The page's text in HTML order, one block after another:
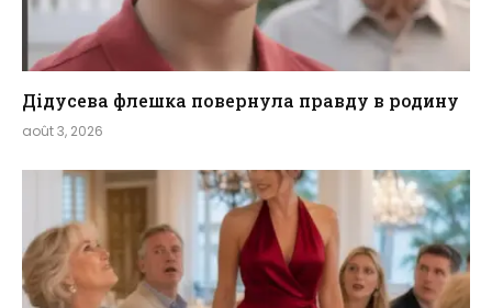
Дідусева флешка повернула правду в родину
août 3, 2026